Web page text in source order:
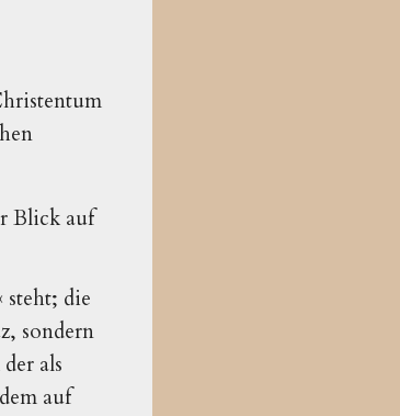
Blick auf
steht; die
sondern
als
auf